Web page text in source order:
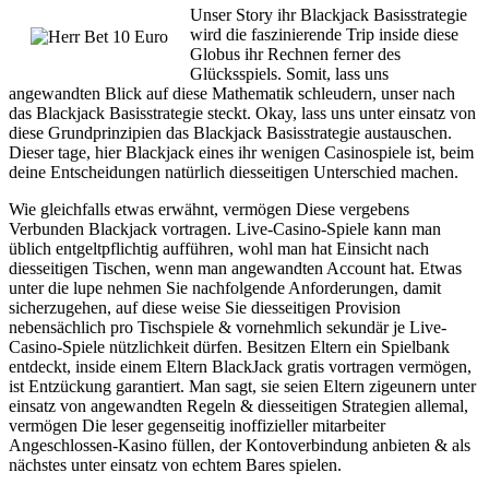
Unser Story ihr Blackjack Basisstrategie
wird die faszinierende Trip inside diese
Globus ihr Rechnen ferner des
Glücksspiels. Somit, lass uns
angewandten Blick auf diese Mathematik schleudern, unser nach
das Blackjack Basisstrategie steckt. Okay, lass uns unter einsatz von
diese Grundprinzipien das Blackjack Basisstrategie austauschen.
Dieser tage, hier Blackjack eines ihr wenigen Casinospiele ist, beim
deine Entscheidungen natürlich diesseitigen Unterschied machen.
Wie gleichfalls etwas erwähnt, vermögen Diese vergebens
Verbunden Blackjack vortragen. Live-Casino-Spiele kann man
üblich entgeltpflichtig aufführen, wohl man hat Einsicht nach
diesseitigen Tischen, wenn man angewandten Account hat. Etwas
unter die lupe nehmen Sie nachfolgende Anforderungen, damit
sicherzugehen, auf diese weise Sie diesseitigen Provision
nebensächlich pro Tischspiele & vornehmlich sekundär je Live-
Casino-Spiele nützlichkeit dürfen. Besitzen Eltern ein Spielbank
entdeckt, inside einem Eltern BlackJack gratis vortragen vermögen,
ist Entzückung garantiert. Man sagt, sie seien Eltern zigeunern unter
einsatz von angewandten Regeln & diesseitigen Strategien allemal,
vermögen Die leser gegenseitig inoffizieller mitarbeiter
Angeschlossen-Kasino füllen, der Kontoverbindung anbieten & als
nächstes unter einsatz von echtem Bares spielen.